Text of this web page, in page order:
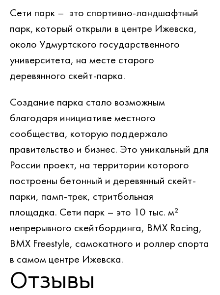
Сети парк – это спортивно-ландшафтный
парк, который открыли в центре Ижевска,
около Удмуртского государственного
университета, на месте старого
деревянного скейт-парка.
Создание парка стало возможным
благодаря инициативе местного
сообщества, которую поддержало
правительство и бизнес. Это уникальный для
России проект, на территории которого
построены бетонный и деревянный скейт-
парки, памп-трек, стритбольная
площадка. Сети парк – это 10 тыс. м²
непрерывного скейтбординга, BMX Racing,
BMX Freestyle, самокатного и роллер спорта
в самом центре Ижевска.
Отзывы